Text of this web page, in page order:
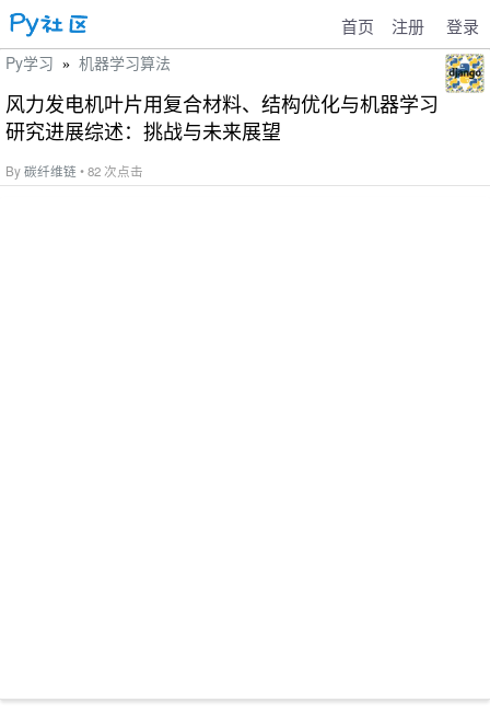
首页 注册 登录
Py学习 » 机器学习算法
风力发电机叶片用复合材料、结构优化与机器学习
研究进展综述：挑战与未来展望
By碳纤维链 • 82 次点击